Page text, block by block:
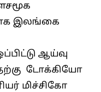
இலங்கை
ஆய்வு
டோக்கியோ
மிச்சிகோ